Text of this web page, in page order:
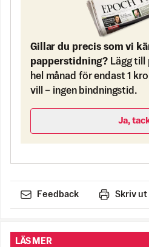
Gillar du precis som vi
papperstidning? Lägg till
hel månad för endast 1
vill – ingen bindningstid.
Ja,
Feedback Skriv ut
LÄS MER